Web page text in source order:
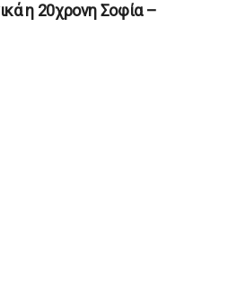
η 20χρονη Σοφία –